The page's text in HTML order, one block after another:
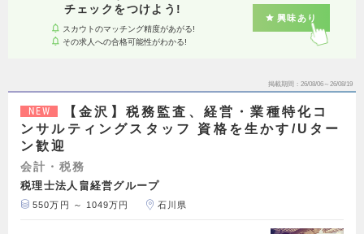
チェックをつけよう!
スカウトのマッチング精度があがる!
その求人への合格可能性がわかる!
興味あり
掲載期間 26/08/06～26/08/19
NEW
【金沢】税務監査、経営・業種特化コ
ンサルティングスタッフ 資格を生かす/Uター
ン歓迎
会計・税務
税理士法人畠経営グループ
550万円 ～ 1049万円 石川県